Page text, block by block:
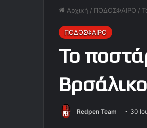
Αρχική / ΠΟΔΟΣΦΑΙΡΟ /
ΠΟΔΟΣΦΑΙΡΟ
Το
Βρσάλικο
Redpen Team 30